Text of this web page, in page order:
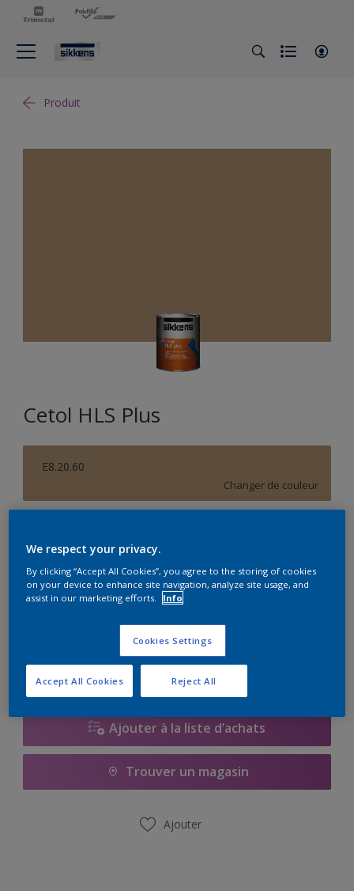
Produit
Cetol HLS Plus
E8.20.60
Changer de couleur
1L
Quantité Calculateur de peinture
Calculer
Ajouter à la liste d’achats
Trouver un magasin
Ajouter
We respect your privacy.
By clicking “Accept All Cookies”, you agree to the storing of cookies
on your device to enhance site navigation, analyze site usage, and
assist in our marketing efforts.
Info
Cookies Settings
Reject All
Accept All Cookies